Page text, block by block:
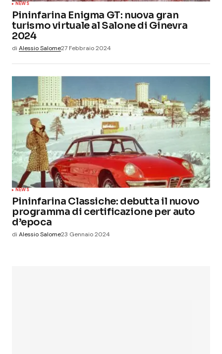
NEWS
Pininfarina Enigma GT: nuova gran
turismo virtuale al Salone di Ginevra
2024
di Alessio Salome27 Febbraio 2024
NEWS
Pininfarina Classiche: debutta il nuovo
programma di certificazione per auto
d’epoca
di Alessio Salome23 Gennaio 2024